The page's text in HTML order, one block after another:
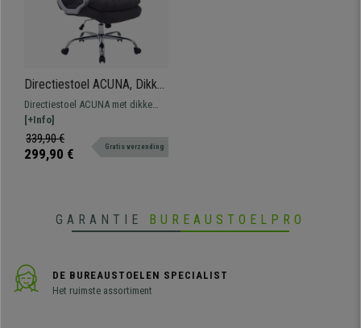
Directiestoel ACUNA, Dikke
Vulling, Belastbaar Tot 160
kg, in Donkergrijze Stof
Directiestoel ACUNA met dikke
vulling bekleed met kwaliteitsstof,
verkrijgbaar in verschillende
kleuren. Bestand tot 160 kg.
[+Info]
339,90 €
299,90 € Gratis verzending
GARANTIE BUREAUSTOELPRO
DE BUREAUSTOELEN SPECIALIST
Het ruimste assortiment